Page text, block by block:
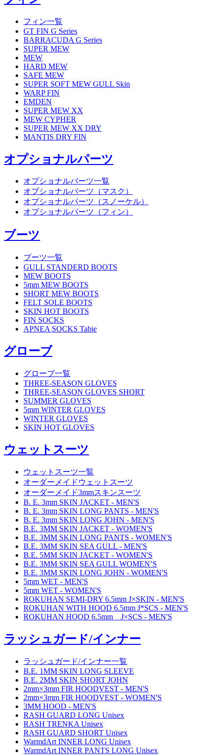
フィン一覧
GT FIN G Series
BARRACUDA G Series
SUPER MEW
MEW
HARD MEW
SAFE MEW
SUPER SOFT MEW GULL Skin
WARP FIN
EMDEN
SUPER MEW XX
MEW CYPHER
SUPER MEW XX DRY
MANTIS DRY FIN
オプショナルパーツ
オプショナルパーツ一覧
オプショナルパーツ（マスク）
オプショナルパーツ（スノーケル）
オプショナルパーツ（フィン）
ブーツ
ブーツ一覧
GULL STANDERD BOOTS
MEW BOOTS
5mm MEW BOOTS
SHORT MEW BOOTS
FELT SOLE BOOTS
SKIN HOT BOOTS
FIN SOCKS
APNEA SOCKS Tabie
グローブ
グローブ一覧
THREE-SEASON GLOVES
THREE-SEASON GLOVES SHORT
SUMMER GLOVES
5mm WINTER GLOVES
WINTER GLOVES
SKIN HOT GLOVES
ウェットスーツ
ウェットスーツ一覧
オーダーメイドウェットスーツ
オーダーメイド3mmスキンスーツ
B. E. 3mm SKIN JACKET - MEN'S
B. E. 3mm SKIN LONG PANTS - MEN'S
B. E. 3mm SKIN LONG JOHN - MEN'S
B.E. 3MM SKIN JACKET - WOMEN'S
B.E. 3MM SKIN LONG PANTS - WOMEN'S
B.E. 3MM SKIN SEA GULL - MEN'S
B.E. 5MM SKIN JACKET - WOMEN'S
B.E. 3MM SKIN SEA GULL WOMEN’S
B.E. 3MM SKIN LONG JOHN - WOMEN'S
5mm WET - MEN'S
5mm WET - WOMEN'S
ROKUHAN SEMI-DRY 6.5mm J×SKIN - MEN'S
ROKUHAN WITH HOOD 6.5mm J*SCS - MEN'S
ROKUHAN HOOD 6.5mm J×SCS - MEN'S
ラッシュガード/インナー
ラッシュガード/インナー一覧
B.E. 1MM SKIN LONG SLEEVE
B.E. 2MM SKIN SHORT JOHN
2mm×3mm FIR HOODVEST - MEN'S
2mm×3mm FIR HOODVEST - WOMEN'S
3MM HOOD - MEN'S
RASH GUARD LONG Unisex
RASH TRENKA Unisex
RASH GUARD SHORT Unisex
WarmdArt INNER LONG Unisex
WarmdArt INNER PANTS LONG Unisex